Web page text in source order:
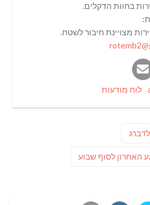
בחוות הדקלים.
מצויינת חיבור לשטח.
Categories
לוח מודעות
האחרון לסוף שבוע